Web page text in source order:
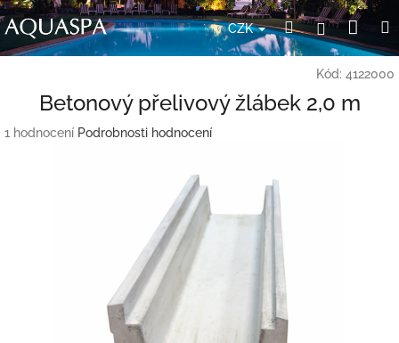
Přejít
na
obsah
CZK HledatPřihlášení
Kód: 4122000
Betonový přelivový žlábek 2,0 m
Průměrné
1 hodnocení Podrobnosti hodnocení